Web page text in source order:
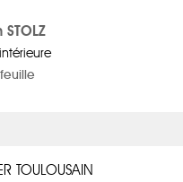
STOLZ
TOULOUSAIN